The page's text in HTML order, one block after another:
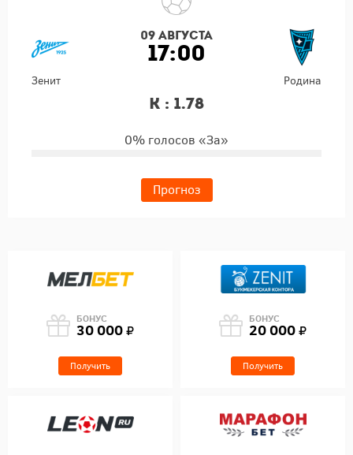
09 августа
17:00
Зенит Родина
К : 1.78
0% голосов «За»
Прогноз
БОНУС
30 000
Получить
БОНУС
20 000
Получить